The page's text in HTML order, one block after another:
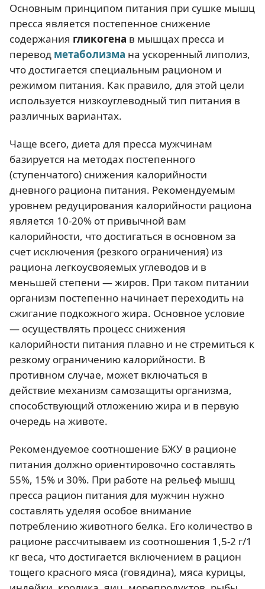
Основным принципом питания при сушке мышц
пресса является постепенное снижение
содержания гликогена в мышцах пресса и
перевод метаболизма на ускоренный липолиз,
что достигается специальным рационом и
режимом питания. Как правило, для этой цели
используется низкоуглеводный тип питания в
различных вариантах.
Чаще всего, диета для пресса мужчинам
базируется на методах постепенного
(ступенчатого) снижения калорийности
дневного рациона питания. Рекомендуемым
уровнем редуцирования калорийности рациона
является 10-20% от привычной вам
калорийности, что достигаться в основном за
счет исключения (резкого ограничения) из
рациона легкоусвояемых углеводов и в
меньшей степени — жиров. При таком питании
организм постепенно начинает переходить на
сжигание подкожного жира. Основное условие
— осуществлять процесс снижения
калорийности питания плавно и не стремиться к
резкому ограничению калорийности. В
противном случае, может включаться в
действие механизм самозащиты организма,
способствующий отложению жира и в первую
очередь на животе.
Рекомендуемое соотношение БЖУ в рационе
питания должно ориентировочно составлять
55%, 15% и 30%. При работе на рельеф мышц
пресса рацион питания для мужчин нужно
составлять уделяя особое внимание
потреблению животного белка. Его количество в
рационе рассчитываем из соотношения 1,5-2 г/1
кг веса, что достигается включением в рацион
тощего красного мяса (говядина), мяса курицы,